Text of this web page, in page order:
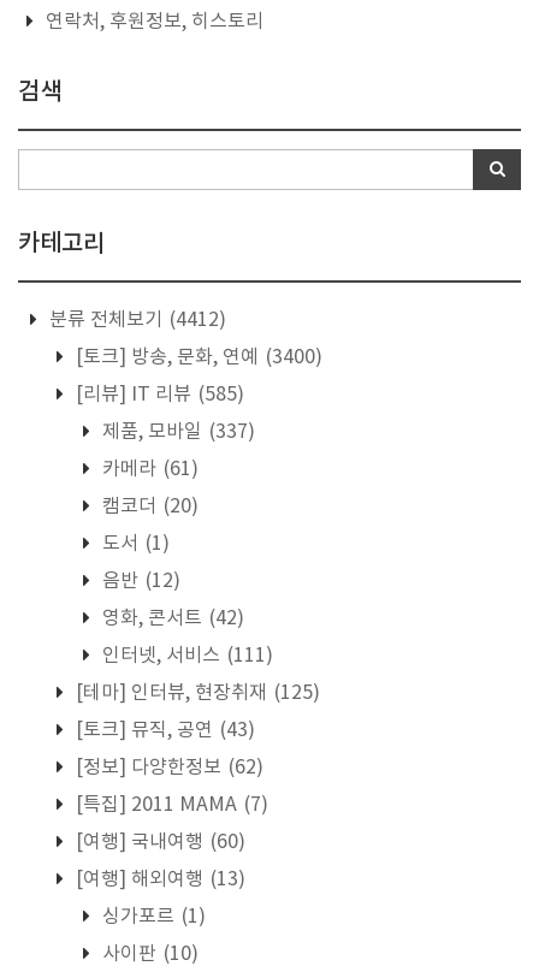
연락처, 후원정보, 히스토리
검색
카테고리
분류 전체보기
(4412)
[토크] 방송, 문화, 연예
(3400)
[리뷰] IT 리뷰 (585)
제품, 모바일 (337)
카메라 (61)
캠코더 (20)
도서 (1)
음반 (12)
영화, 콘서트 (42)
인터넷, 서비스 (111)
[테마] 인터뷰, 현장취재 (125)
[토크] 뮤직, 공연 (43)
[정보] 다양한정보 (62)
[특집] 2011 MAMA (7)
[여행] 국내여행 (60)
[여행] 해외여행 (13)
싱가포르 (1)
사이판 (10)